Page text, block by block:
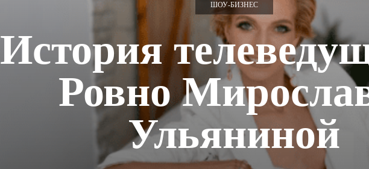
ШОУ-БИЗНЕС
История
Ровно
Ульяниной